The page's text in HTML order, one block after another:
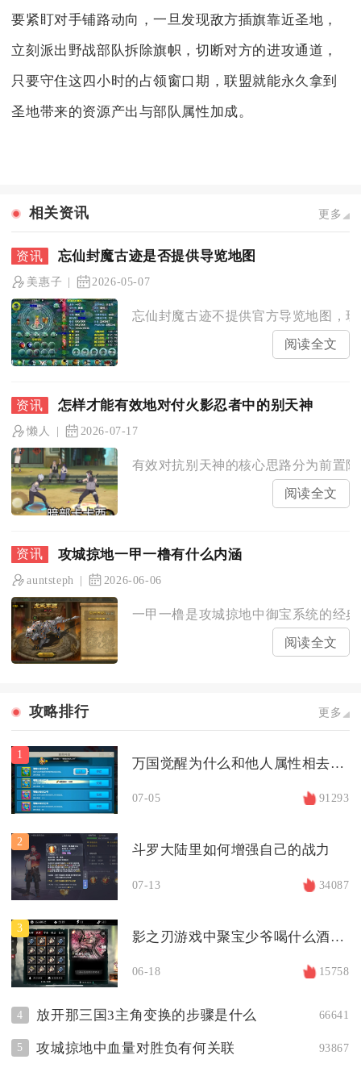
要紧盯对手铺路动向，一旦发现敌方插旗靠近圣地，
立刻派出野战部队拆除旗帜，切断对方的进攻通道，
只要守住这四小时的占领窗口期，联盟就能永久拿到
圣地带来的资源产出与部队属性加成。
相关资讯 更多
忘仙封魔古迹是否提供导览地图
美惠子 2026-05-07
忘仙封魔古迹不提供官方导览地图，
阅读全文
怎样才能有效地对付火影忍者中的别天神
懒人 2026-07-17
有效对抗别天神的核心思路分为前置
阅读全文
攻城掠地一甲一橹有什么内涵
auntsteph 2026-06-06
一甲一橹是攻城掠地中御宝系统的经
阅读全文
攻略排行 更多
1
万国觉醒为什么和他人属性相去甚远
07-05 91293
2
斗罗大陆里如何增强自己的战力
07-13 34087
3
影之刃游戏中聚宝少爷喝什么酒最好
06-18 15758
4 放开那三国3主角变换的步骤是什么 66641
5 攻城掠地中血量对胜负有何关联 93867